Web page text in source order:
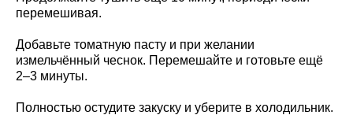
перемешивая.
Добавьте томатную пасту и при желании
измельчённый чеснок. Перемешайте и готовьте ещё
2–3 минуты.
Полностью остудите закуску и уберите в холодильник.